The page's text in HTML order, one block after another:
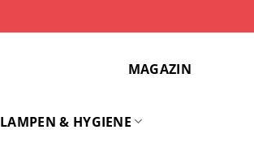
MAGAZIN
LAMPEN & HYGIENE